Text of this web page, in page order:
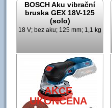
BOSCH Aku vibrační
bruska GEX 18V-125
(solo)
18 V; bez aku; 125 mm; 1,1 kg
AKCE
UKONČENA